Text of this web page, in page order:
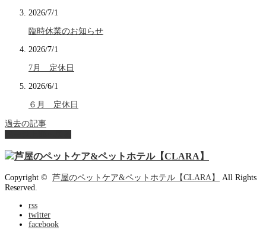
2026/7/1
臨時休業のお知らせ
2026/7/1
7月 定休日
2026/6/1
６月 定休日
過去の記事
Copyright © 芦屋のペットケア&ペットホテル【CLARA】
All Rights
Reserved.
rss
twitter
facebook